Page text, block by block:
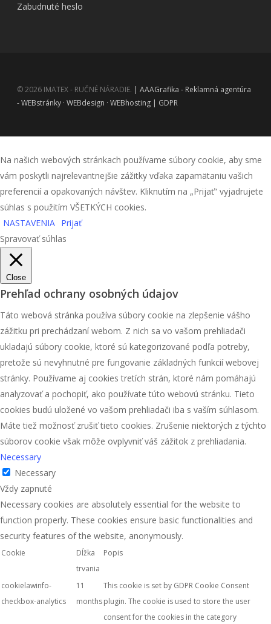
Zabudnuté heslo
© 2026 IMATEX - RUČNÉ NÁRADIE. | AAAGrafika - Reklamná agentúra
- WEBstránky · WEBdesign · WEBhosting | GDPR
Na našich webových stránkach používame súbory cookie, aby sme
vám poskytli najrelevantnejšie zážitky vďaka zapamätaniu vašich
preferencií a opakovaných návštev. Kliknutím na „Prijať“ vyjadrujete
súhlas s použitím VŠETKÝCH cookies.
NASTAVENIA Prijať
Spravovať súhlas
Close
Prehľad ochrany osobných údajov
Táto webová stránka používa súbory cookie na zlepšenie vášho
zážitku pri prechádzaní webom. Z nich sa vo vašom prehliadači
ukladajú súbory cookie, ktoré sú kategorizované podľa potreby,
pretože sú nevyhnutné pre fungovanie základných funkcií webovej
stránky. Používame aj cookies tretích strán, ktoré nám pomáhajú
analyzovať a pochopiť, ako používate túto webovú stránku. Tieto
cookies budú uložené vo vašom prehliadači iba s vaším súhlasom.
Máte tiež možnosť zrušiť tieto cookies. Zrušenie niektorých z týchto
súborov cookie však môže ovplyvniť váš zážitok z prehliadania.
Necessary
Necessary
Vždy zapnuté
Necessary cookies are absolutely essential for the website to
function properly. These cookies ensure basic functionalities and
security features of the website, anonymously.
Cookie
Dĺžka
trvania
Popis
cookielawinfo-
checkbox-analytics
11
months
This cookie is set by GDPR Cookie Consent
plugin. The cookie is used to store the user
consent for the cookies in the category